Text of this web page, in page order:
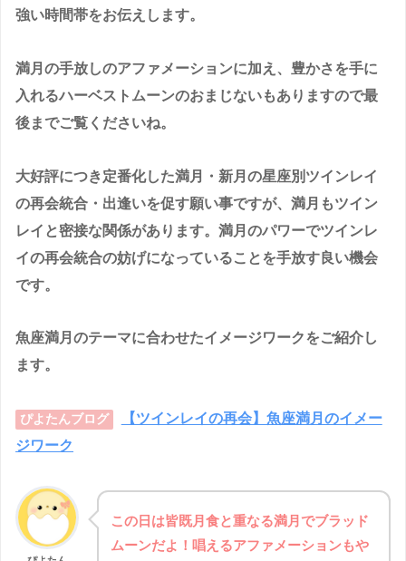
強い時間帯をお伝えします。
満月の手放しのアファメーションに加え、豊かさを手に
入れるハーベストムーンのおまじないもありますので最
後までご覧くださいね。
大好評につき定番化した満月・新月の星座別ツインレイ
の再会統合・出逢いを促す願い事ですが、満月もツイン
レイと密接な関係があります。満月のパワーでツインレ
イの再会統合の妨げになっていることを手放す良い機会
です。
魚座満月のテーマに合わせたイメージワークをご紹介し
ます。
ぴよたんブログ
【ツインレイの再会】魚座満月のイメー
ジワーク
この日は皆既月食と重なる満月でブラッド
ムーンだよ！唱えるアファメーションもや